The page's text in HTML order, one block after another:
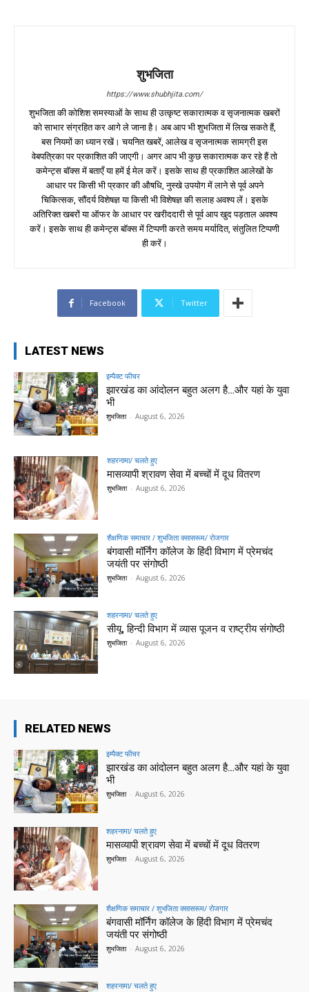
शुभजिता
https://www.shubhjita.com/
शुभजिता की कोशिश समस्याओं के साथ ही उत्कृष्ट सकारात्मक व सृजनात्मक खबरों
को साभार संग्रहित कर आगे ले जाना है। अब आप भी शुभजिता में लिख सकते हैं,
बस नियमों का ध्यान रखें। चयनित खबरें, आलेख व सृजनात्मक सामग्री इस
वेबपत्रिका पर प्रकाशित की जाएगी। अगर आप भी कुछ सकारात्मक कर रहे हैं तो
कमेन्ट्स बॉक्स में बताएँ या हमें ई मेल करें। इसके साथ ही प्रकाशित आलेखों के
आधार पर किसी भी प्रकार की औषधि, नुस्खे उपयोग में लाने से पूर्व अपने
चिकित्सक, सौंदर्य विशेषज्ञ या किसी भी विशेषज्ञ की सलाह अवश्य लें। इसके
अतिरिक्त खबरों या ऑफर के आधार पर खरीददारी से पूर्व आप खुद पड़ताल अवश्य
करें। इसके साथ ही कमेन्ट्स बॉक्स में टिप्पणी करते समय मर्यादित, संतुलित टिप्पणी
ही करें।
Facebook Twitter
LATEST NEWS
इम्पैक्ट फीचर
झारखंड का आंदोलन बहुत अलग है…और यहां के युवा
भी
शुभजिता - August 6, 2026
शहरनामा/ चलते हुए
मासव्यापी श्रावण सेवा में बच्चों में दूध वितरण
शुभजिता - August 6, 2026
शैक्षणिक समाचार / शुभजिता क्सासरूम/ रोजगार
बंगवासी मॉर्निंग कॉलेज के हिंदी विभाग में प्रेमचंद
जयंती पर संगोष्ठी
शुभजिता - August 6, 2026
शहरनामा/ चलते हुए
सीयू, हिन्दी विभाग में व्यास पूजन व राष्ट्रीय संगोष्ठी
शुभजिता - August 6, 2026
RELATED NEWS
इम्पैक्ट फीचर
झारखंड का आंदोलन बहुत अलग है…और यहां के युवा
भी
शुभजिता - August 6, 2026
शहरनामा/ चलते हुए
मासव्यापी श्रावण सेवा में बच्चों में दूध वितरण
शुभजिता - August 6, 2026
शैक्षणिक समाचार / शुभजिता क्सासरूम/ रोजगार
बंगवासी मॉर्निंग कॉलेज के हिंदी विभाग में प्रेमचंद
जयंती पर संगोष्ठी
शुभजिता - August 6, 2026
शहरनामा/ चलते हुए